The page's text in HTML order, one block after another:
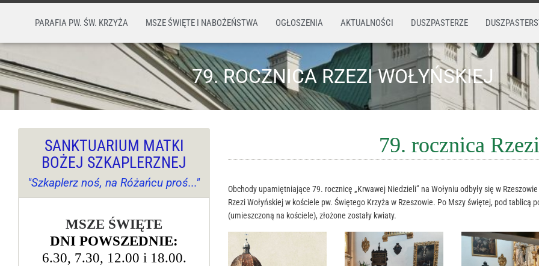
PARAFIA PW. ŚW. KRZYŻA MSZE ŚWIĘTE I NABOŻEŃSTWA OGŁOSZENIA AKTUALNOŚCI DUSZPASTERZE
79. ROCZNICA RZEZI WOŁYŃSKIEJ
SANKTUARIUM MATKI
BOŻEJ SZKAPLERZNEJ
"Szkaplerz noś, na Różańcu proś..."
MSZE ŚWIĘTE
DNI POWSZEDNIE:
6.30, 7.30, 12.00 i 18.00.
79. rocznica
Obchody upamiętniające 79. rocznicę „Krwawej Niedzieli” na Wołyniu odbyły się w
Rzezi Wołyńskiej w kościele pw. Świętego Krzyża w Rzeszowie. Po Mszy świętej, pod
(umieszczoną na kościele), złożone zostały kwiaty.